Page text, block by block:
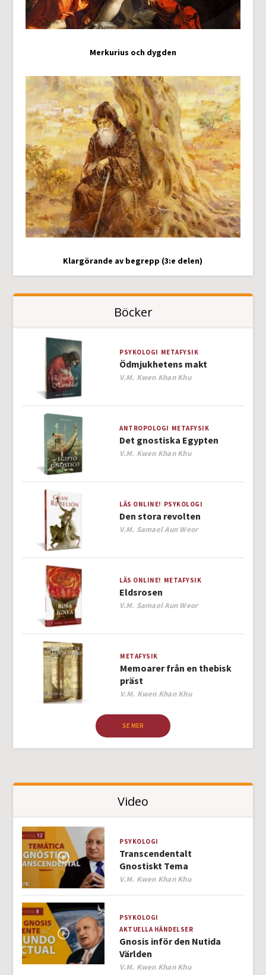
Merkurius och dygden
Klargörande av begrepp (3:e delen)
Böcker
PSYKOLOGI METAFYSIK
Ödmjukhetens makt
Author
V.M. Kwen Khan Khu
ANTROPOLOGI METAFYSIK
Det gnostiska Egypten
Author
V.M. Kwen Khan Khu
LÄS ONLINE! PSYKOLOGI
Den stora revolten
Author
V.M. Samael Aun Weor
LÄS ONLINE! METAFYSIK
Eldsrosen
Author
V.M. Samael Aun Weor
METAFYSIK
Memoarer från en thebisk
präst
Author
V.M. Kwen Khan Khu
SE MER
Video
PSYKOLOGI
Transcendentalt
Gnostiskt Tema
Author
V.M. Kwen Khan Khu
PSYKOLOGI
AKTUELLA HÄNDELSER
Gnosis inför den Nutida
Världen
Author
V.M. Kwen Khan Khu